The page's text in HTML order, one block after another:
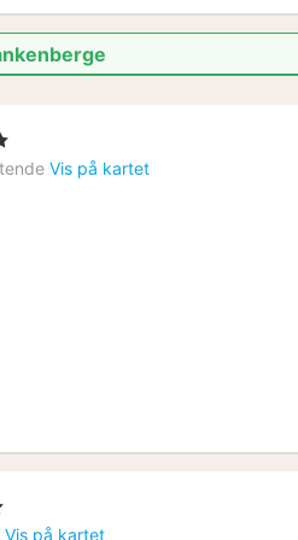
Vis på kartet
Vis på kartet